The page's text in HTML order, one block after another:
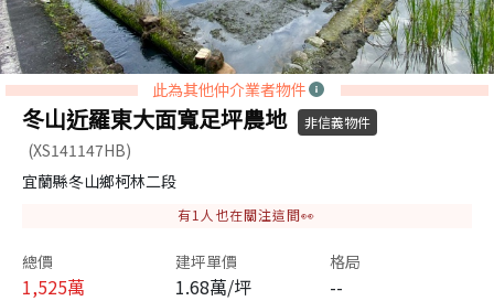
此為其他仲介業者物件
冬山近羅東大面寬足坪農地 非信義物件
(XS141147HB)
宜蘭縣冬山鄉柯林二段
有1 人也在關注這間👀
總價
1,525萬
建坪單價
1.68萬/坪
格局
--